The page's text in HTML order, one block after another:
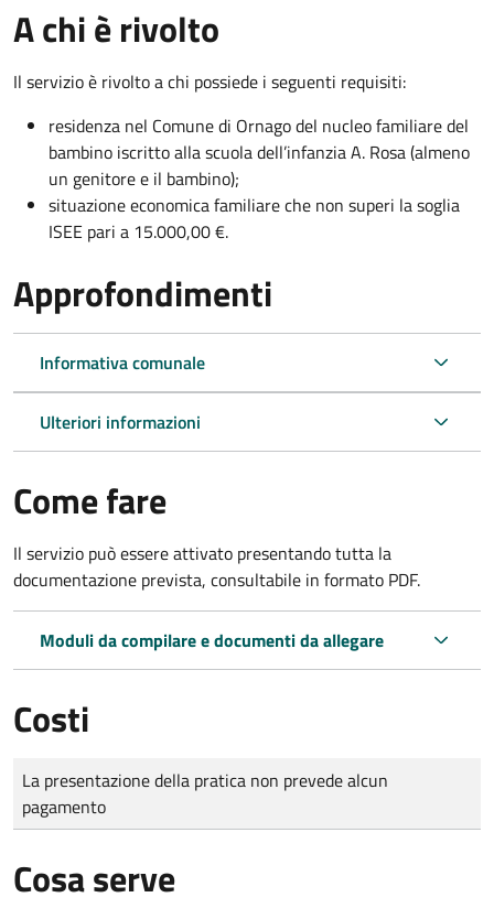
A chi è rivolto
Il servizio è rivolto a chi possiede i seguenti requisiti:
residenza nel Comune di Ornago del nucleo familiare del
bambino iscritto alla scuola dell’infanzia A. Rosa (almeno
un genitore e il bambino);
situazione economica familiare che non superi la soglia
ISEE pari a 15.000,00 €.
Approfondimenti
Informativa comunale
Ulteriori informazioni
Come fare
Il servizio può essere attivato presentando tutta la
documentazione prevista, consultabile in formato PDF.
Moduli da compilare e documenti da allegare
Costi
Tipo di pagamento
Importo
La presentazione della pratica non prevede alcun
pagamento
Cosa serve